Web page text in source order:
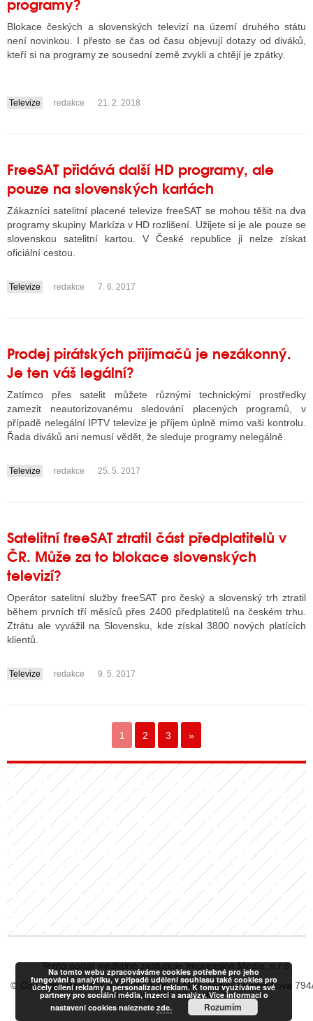
Blokace českých a slovenských televizí na území druhého státu
není novinkou. I přesto se čas od času objevují dotazy od diváků,
kteří si na programy ze sousední země zvykli a chtějí je zpátky.
....
Televize redakce 21. 2. 2018
FreeSAT přidává další HD programy, ale
pouze na slovenských kartách
Zákazníci satelitní placené televize freeSAT se mohou těšit na dva
programy skupiny Markíza v HD rozlišení. Užijete si je ale pouze se
slovenskou satelitní kartou. V České republice ji nelze získat
oficiální cestou.
....
Televize redakce 7. 6. 2017
Prodej pirátských přijímačů je nezákonný.
Je ten váš legální?
Zatímco přes satelit můžete různými technickými prostředky
zamezit neautorizovanému sledování placených programů, v
případě nelegální IPTV televize je příjem úplně mimo vaši kontrolu.
Řada diváků ani nemusí vědět, že sleduje programy nelegálně.
....
Televize redakce 25. 5. 2017
Satelitní freeSAT ztratil část předplatitelů v
ČR. Může za to blokace slovenských
televizí?
Operátor satelitní služby freeSAT pro český a slovenský trh ztratil
během prvních tří měsíců přes 2400 předplatitelů na českém trhu.
Ztrátu ale vyvážil na Slovensku, kde získal 3800 nových platících
klientů.
....
Televize redakce 9. 5. 2017
1 2 3 »
Tento portál mediálně zastupuje Impression Media, s.r.o.
© Copyright RadiaCZ s.r.o., IČO: 06533434, Sídlo: Koperníkova
Vinohrady, 120 00 Praha 2
Na tomto webu zpracováváme cookies potřebné pro jeho
fungování a analytiku, v případě udělení souhlasu také cookies pro
účely cílení reklamy a personalizaci reklam. K tomu využíváme své
partnery pro sociální média, inzerci a analýzy. Více informací o
nastavení cookies naleznete zde. Rozumím